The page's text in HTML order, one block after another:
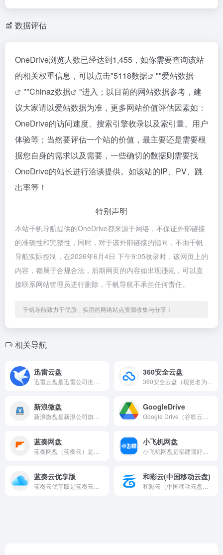
数据评估
OneDrive浏览人数已经达到1,455，如你需要查询该站
的相关权重信息，可以点击"5118数据 ""爱站数据
""Chinaz数据
"进入；以目前的网站数据参考，建
议大家请以爱站数据为准，更多网站价值评估因素如：
OneDrive的访问速度、搜索引擎收录以及索引量、用户
体验等；当然要评估一个站的价值，最主要还是需要根
据您自身的需求以及需要，一些确切的数据则需要找
OneDrive的站长进行洽谈提供。如该站的IP、PV、跳
出率等！
特别声明
本站千帆导航提供的OneDrive都来源于网络，不保证外部链接
的准确性和完整性，同时，对于该外部链接的指向，不由千帆
导航实际控制，在2026年6月4日 下午9:05收录时，该网页上的
内容，都属于合规合法，后期网页的内容如出现违规，可以直
接联系网站管理员进行删除，千帆导航不承担任何责任。
千帆导航致力于优质、实用的网络站点资源收集与分享！
相关导航
迅雷云盘 360安全云盘
新浪微盘 GoogleDrive
蓝奏网盘 小飞机网盘
蓝奏云优享版 和彩云(中国移动云盘)